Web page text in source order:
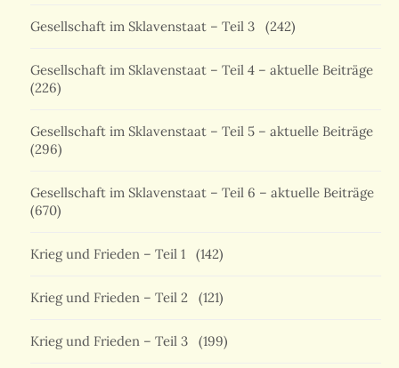
Gesellschaft im Sklavenstaat – Teil 3 (242)
Gesellschaft im Sklavenstaat – Teil 4 – aktuelle Beiträge
(226)
Gesellschaft im Sklavenstaat – Teil 5 – aktuelle Beiträge
(296)
Gesellschaft im Sklavenstaat – Teil 6 – aktuelle Beiträge
(670)
Krieg und Frieden – Teil 1 (142)
Krieg und Frieden – Teil 2 (121)
Krieg und Frieden – Teil 3 (199)